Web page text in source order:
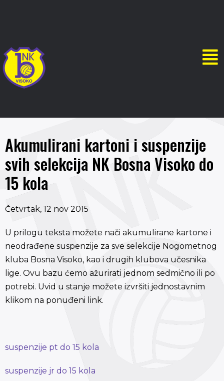
Akumulirani kartoni i suspenzije
svih selekcija NK Bosna Visoko do
15 kola
Četvrtak, 12 nov 2015
U prilogu teksta možete nači akumulirane kartone i
neodrađene suspenzije za sve selekcije Nogometnog
kluba Bosna Visoko, kao i drugih klubova učesnika
lige. Ovu bazu ćemo ažurirati jednom sedmično ili po
potrebi. Uvid u stanje možete izvršiti jednostavnim
klikom na ponuđeni link.
suspenzije pt do 15 kola
suspenzije jr do 15 kola